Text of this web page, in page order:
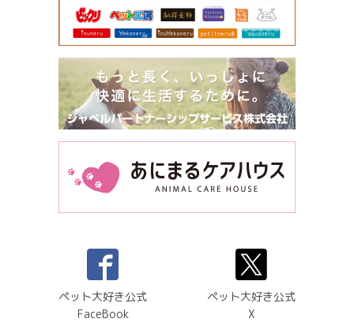
ペット大好き公式
FaceBook
ペット大好き公式
X